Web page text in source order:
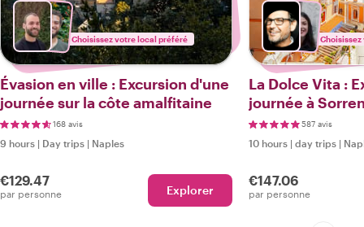
Choisissez votre local préféré
Évasion en ville : Excursion d'une
journée sur la côte amalfitaine
168 avis
9 hours | Day trips | Naples
€129.47
par personne Explorer
La Dolce Vita :
journée à
Amalfi
587 avis
10 hours | day trips |
€147.06
par personne